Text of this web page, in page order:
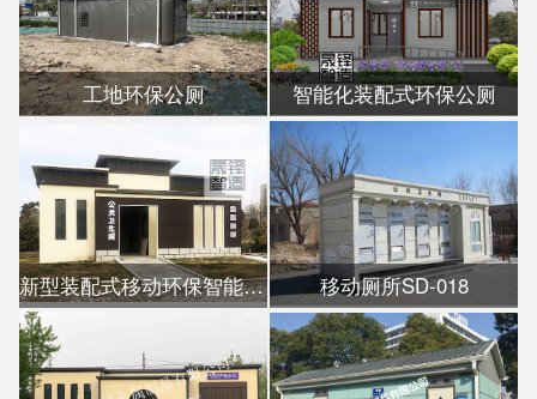
工地环保公厕 智能化装配式环保公厕
新型装配式移动环保智能公厕 移动厕所SD-018